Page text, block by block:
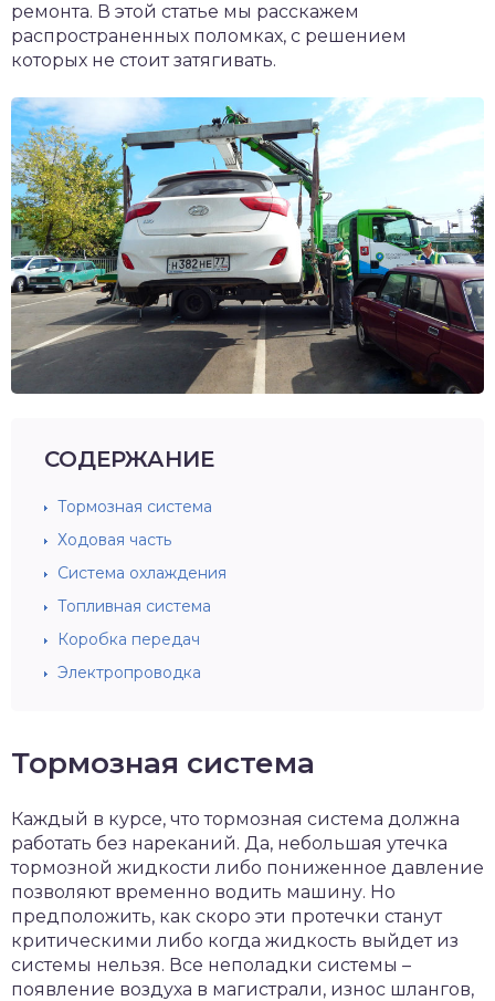
ремонта. В этой статье мы расскажем
распространенных поломках, с решением
которых не стоит затягивать.
СОДЕРЖАНИЕ
Тормозная система
Ходовая часть
Система охлаждения
Топливная система
Коробка передач
Электропроводка
Тормозная система
Каждый в курсе, что тормозная система должна
работать без нареканий. Да, небольшая утечка
тормозной жидкости либо пониженное давление
позволяют временно водить машину. Но
предположить, как скоро эти протечки станут
критическими либо когда жидкость выйдет из
системы нельзя. Все неполадки системы –
появление воздуха в магистрали, износ шлангов,